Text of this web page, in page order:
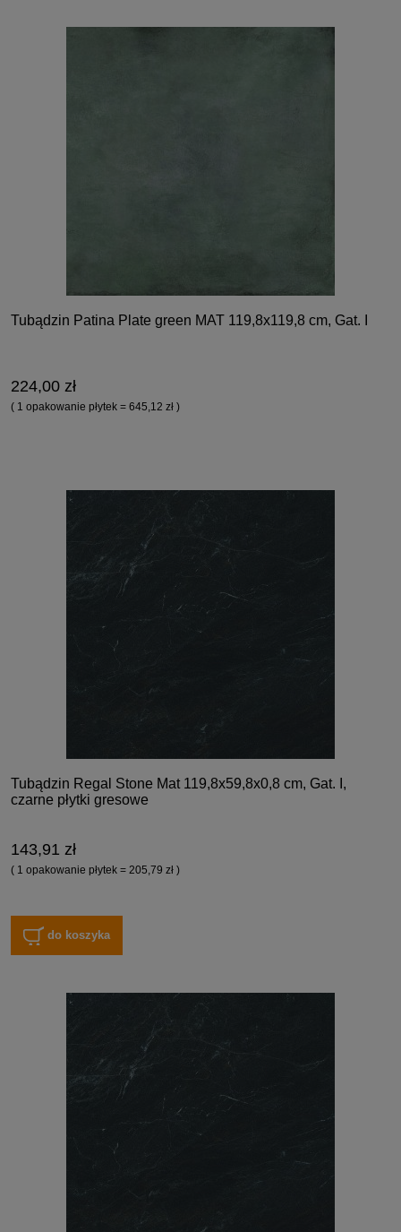
Tubądzin Patina Plate green MAT 119,8x119,8 cm, Gat. I
224,00 zł
( 1 opakowanie płytek = 645,12 zł )
Tubądzin Regal Stone Mat 119,8x59,8x0,8 cm, Gat. I,
czarne płytki gresowe
143,91 zł
( 1 opakowanie płytek = 205,79 zł )
do koszyka